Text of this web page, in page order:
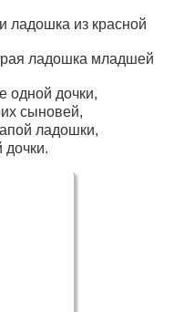
ладошка из красной
ладошка младшей
одной дочки,
сыновей,
ладошки,